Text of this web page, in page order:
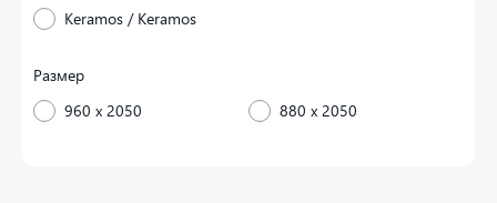
Keramos / Keramos
Размер
960 x 2050
880 x 2050